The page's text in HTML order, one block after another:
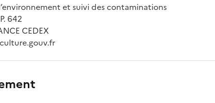
et suivi des contaminations
642
CEDEX